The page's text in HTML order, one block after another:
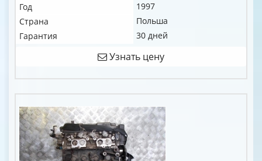
Год
1997
Страна
Польша
Гарантия
30 дней
Узнать цену